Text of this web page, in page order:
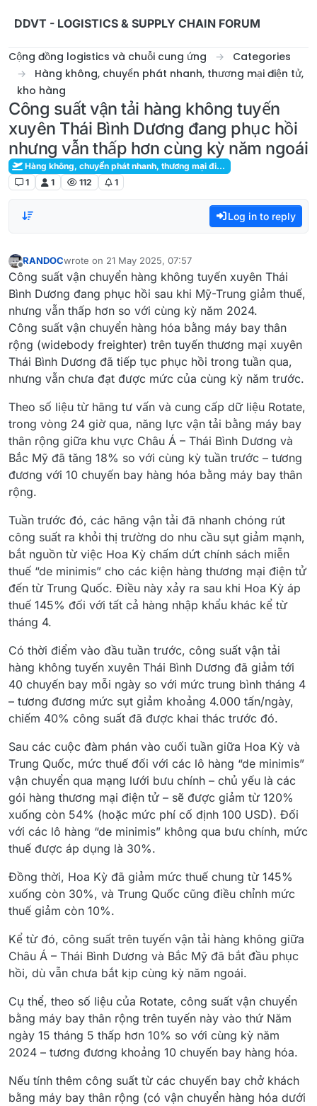
DDVT - LOGISTICS & SUPPLY CHAIN FORUM
Cộng đồng logistics và chuỗi cung ứng
Categories
Hàng không, chuyển phát nhanh, thương mại điện tử,
kho hàng
Công suất vận tải hàng không tuyến
xuyên Thái Bình Dương đang phục hồi
nhưng vẫn thấp hơn cùng kỳ năm ngoái
Hàng không, chuyển phát nhanh, thương mại điện tử, kho hàng
1
1 112 1
Log in to reply
Offline
RANDOCwrote on 21 May 2025, 07:57
last edited by
Công suất vận chuyển hàng không tuyến xuyên Thái
Bình Dương đang phục hồi sau khi Mỹ-Trung giảm thuế,
nhưng vẫn thấp hơn so với cùng kỳ năm 2024.
Công suất vận chuyển hàng hóa bằng máy bay thân
rộng (widebody freighter) trên tuyến thương mại xuyên
Thái Bình Dương đã tiếp tục phục hồi trong tuần qua,
nhưng vẫn chưa đạt được mức của cùng kỳ năm trước.
Theo số liệu từ hãng tư vấn và cung cấp dữ liệu Rotate,
trong vòng 24 giờ qua, năng lực vận tải bằng máy bay
thân rộng giữa khu vực Châu Á – Thái Bình Dương và
Bắc Mỹ đã tăng 18% so với cùng kỳ tuần trước – tương
đương với 10 chuyến bay hàng hóa bằng máy bay thân
rộng.
Tuần trước đó, các hãng vận tải đã nhanh chóng rút
công suất ra khỏi thị trường do nhu cầu sụt giảm mạnh,
bắt nguồn từ việc Hoa Kỳ chấm dứt chính sách miễn
thuế “de minimis” cho các kiện hàng thương mại điện tử
đến từ Trung Quốc. Điều này xảy ra sau khi Hoa Kỳ áp
thuế 145% đối với tất cả hàng nhập khẩu khác kể từ
tháng 4.
Có thời điểm vào đầu tuần trước, công suất vận tải
hàng không tuyến xuyên Thái Bình Dương đã giảm tới
40 chuyến bay mỗi ngày so với mức trung bình tháng 4
– tương đương mức sụt giảm khoảng 4.000 tấn/ngày,
chiếm 40% công suất đã được khai thác trước đó.
Sau các cuộc đàm phán vào cuối tuần giữa Hoa Kỳ và
Trung Quốc, mức thuế đối với các lô hàng “de minimis”
vận chuyển qua mạng lưới bưu chính – chủ yếu là các
gói hàng thương mại điện tử – sẽ được giảm từ 120%
xuống còn 54% (hoặc mức phí cố định 100 USD). Đối
với các lô hàng “de minimis” không qua bưu chính, mức
thuế được áp dụng là 30%.
Đồng thời, Hoa Kỳ đã giảm mức thuế chung từ 145%
xuống còn 30%, và Trung Quốc cũng điều chỉnh mức
thuế giảm còn 10%.
Kể từ đó, công suất trên tuyến vận tải hàng không giữa
Châu Á – Thái Bình Dương và Bắc Mỹ đã bắt đầu phục
hồi, dù vẫn chưa bắt kịp cùng kỳ năm ngoái.
Cụ thể, theo số liệu của Rotate, công suất vận chuyển
bằng máy bay thân rộng trên tuyến này vào thứ Năm
ngày 15 tháng 5 thấp hơn 10% so với cùng kỳ năm
2024 – tương đương khoảng 10 chuyến bay hàng hóa.
Nếu tính thêm công suất từ các chuyến bay chở khách
bằng máy bay thân rộng (có vận chuyển hàng hóa dưới